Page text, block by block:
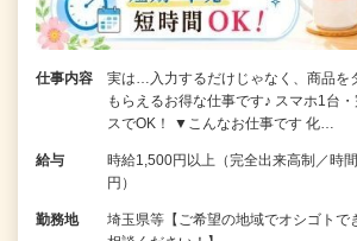
仕事内容
実は…入力するだけじゃなく、商品を
もらえるお得な仕事です♪ スマホ1台
スでOK！ ▼こんなお仕事です 化…
給与
時給1,500円以上（完全出来高制／時
円）
勤務地
埼玉県等【ご希望の地域でオシゴト